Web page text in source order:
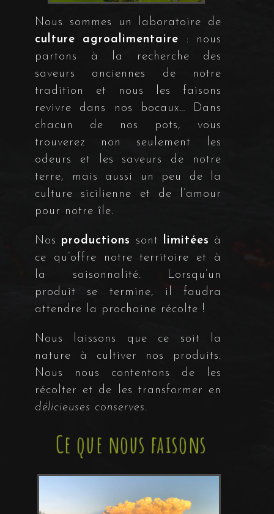
Nous sommes un laboratoire de
culture agroalimentaire : nous
partons à la recherche des
saveurs anciennes de notre
tradition et nous les faisons
revivre dans nos bocaux… Dans
chacun de nos pots, vous
trouverez non seulement les
odeurs et les saveurs de notre
terre, mais aussi un peu de la
culture sicilienne et de l’amour
pour notre île.
Nos productions sont limitées à
ce qu’offre notre territoire et à
la saisonnalité. Lorsqu’un
produit se termine, il faudra
attendre la prochaine récolte !
Nous laissons que ce soit la
nature à cultiver nos produits.
Nous nous contentons de les
récolter et de les transformer en
délicieuses conserves.
Ce que nous faisons